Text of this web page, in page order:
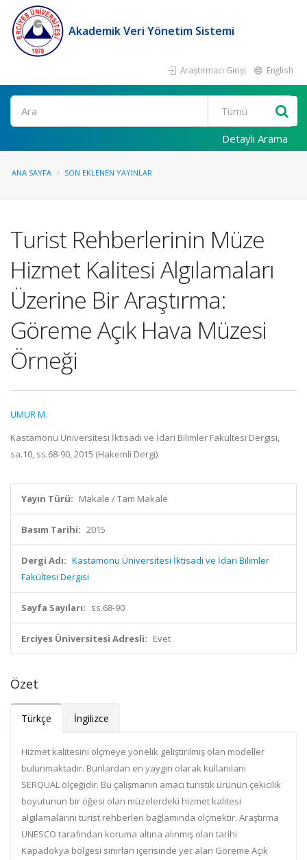
Akademik Veri Yönetim Sistemi
Araştırmacı Girişi English
Ara
Detaylı Arama
ANA SAYFA SON EKLENEN YAYINLAR
Turist Rehberlerinin Müze
Hizmet Kalitesi Algılamaları
Üzerine Bir Araştırma:
Göreme Açık Hava Müzesi
Örneği
UMUR M.
Kastamonu Üniversitesi İktisadi ve İdari Bilimler Fakültesi Dergisi,
sa.10, ss.68-90, 2015 (Hakemli Dergi)
Yayın Türü: Makale / Tam Makale
Basım Tarihi: 2015
Dergi Adı: Kastamonu Üniversitesi İktisadi ve İdari Bilimler
Fakültesi Dergisi
Sayfa Sayıları: ss.68-90
Erciyes Üniversitesi Adresli: Evet
Özet
Türkçe İngilizce
Hizmet kalitesini ölçmeye yönelik geliştirilmiş olan modeller
bulunmaktadır. Bunlardan en yaygın olarak kullanılanı
SERQUAL ölçeğidir. Bu çalışmanın amacı turistik ürünün çekicilik
boyutunun bir öğesi olan müzelerdeki hizmet kalitesi
algılamalarını turist rehberleri bağlamında ölçmektir. Araştırma
UNESCO tarafından koruma altına alınmış olan tarihi
Kapadokya bölgesi sınırları içerisinde yer alan Göreme Açık